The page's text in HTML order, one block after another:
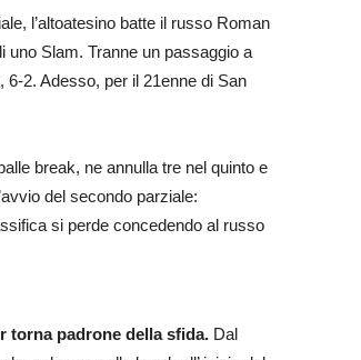
l’altoatesino batte il russo Roman
uno Slam. Tranne un passaggio a
6-2. Adesso, per il 21enne di San
break, ne annulla tre nel quinto e
del secondo parziale:
si perde concedendo al russo
torna padrone della sfida. Dal